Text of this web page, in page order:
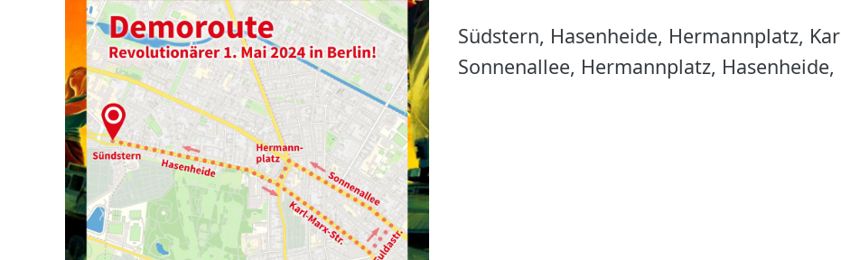
Südstern, Hasenheide, Hermannplatz,
Sonnenallee, Hermannplatz, Hasenheide,